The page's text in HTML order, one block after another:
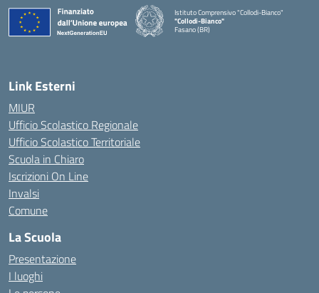
Istituto Comprensivo "Collodi-Bianco"
"Collodi-Bianco"
Fasano (BR)
Link Esterni
MIUR
Ufficio Scolastico Regionale
Ufficio Scolastico Territoriale
Scuola in Chiaro
Iscrizioni On Line
Invalsi
Comune
La Scuola
Presentazione
I luoghi